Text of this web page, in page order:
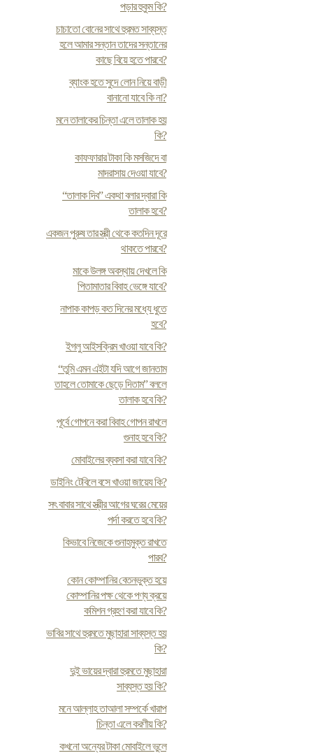
পড়ার হুকুম কি?
চাচাতো বোনের সাথে হুরমত সাব্যস্ত
হলে আমার সন্তান তাদের সন্তানের
কাছে বিয়ে হতে পারবে?
ব্যাংক হতে সুদে লোন নিয়ে বাড়ী
বানানো যাবে কি না?
মনে তালাকের চিন্তা এলে তালাক হয়
কি?
কাফফারার টাকা কি মসজিদে বা
মাদরাসায় দেওয়া যাবে?
“তালাক দিব” একথা বলার দ্বারা কি
তালাক হবে?
একজন পুরুষ তার স্ত্রী থেকে কতদিন দূরে
থাকতে পারবে?
মাকে উলঙ্গ অবস্থায় দেখলে কি
পিতামাতার বিবাহ ভেঙ্গে যাবে?
নাপাক কাপড় কত দিনের মধ্যে ধুতে
হবে?
ইগলু আইসক্রিম খাওয়া যাবে কি?
“তুমি এমন এইটা যদি আগে জানতাম
তাহলে তোমাকে ছেড়ে দিতাম” বললে
তালাক হবে কি?
পূর্বে গোপনে করা বিবাহ গোপন রাখলে
গুনাহ হবে কি?
মোবাইলের ব্যবসা করা যাবে কি?
ডাইনিং টেবিলে বসে খাওয়া জায়েয কি?
সৎ বাবার সাথে স্ত্রীর আগের ঘরের মেয়ের
পর্দা করতে হবে কি?
কিভাবে নিজেকে গুনাহমুক্ত রাখতে
পারব?
কোন কোম্পানির বেতনভুক্ত হয়ে
কোম্পানির পক্ষ থেকে পণ্য ক্রয়ে
কমিশন গ্রহণ করা যাবে কি?
ভাবির সাথে হুরমতে মুছাহারা সাব্যস্ত হয়
কি?
দুই ভায়ের দ্বারা হুরমতে মুছাহারা
সাব্যস্ত হয় কি?
মনে আল্লাহ তাআলা সম্পর্কে খারাপ
চিন্তা এলে করণীয় কি?
কখনো অন্যের টাকা মোবাইলে ভুলে